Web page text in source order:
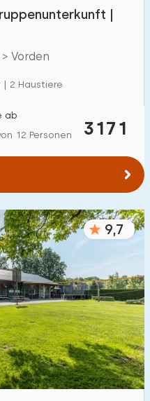
(max. km):
5
16
20
|
Vorden
| 2 Haustiere
3171
ab
12 Personen
9,7